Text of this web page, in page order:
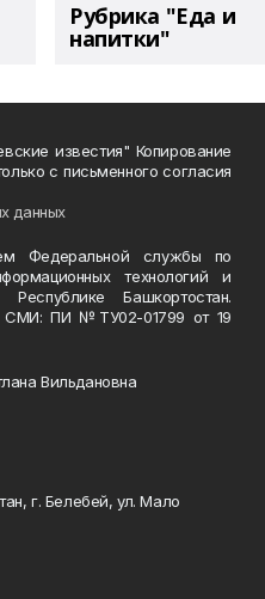
Рубрика "Еда и
напитки"
известия" Копирование
с письменного согласия
данных
Федеральной службы по
технологий и
Башкортостан.
СМИ: ПИ №ТУ02-01799 от 19
Вильдановна
г. Белебей, ул. Мало